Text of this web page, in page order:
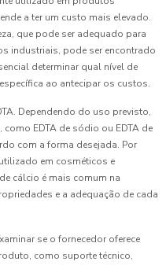
a ter um custo mais elevado.
que pode ser adequado para
industriais, pode ser encontrado
determinar qual nível de
ao antecipar os custos.
Dependendo do uso previsto,
EDTA de sódio ou EDTA de
com a forma desejada. Por
em cosméticos e
cálcio é mais comum na
e a adequação de cada
se o fornecedor oferece
como suporte técnico,